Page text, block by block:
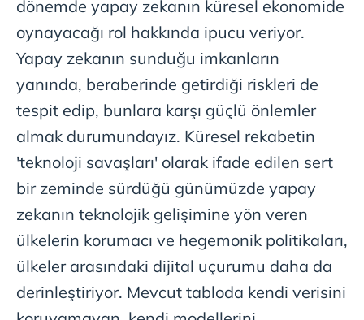
dönemde yapay zekanın küresel ekonomide
oynayacağı rol hakkında ipucu veriyor.
Yapay zekanın sunduğu imkanların
yanında, beraberinde getirdiği riskleri de
tespit edip, bunlara karşı güçlü önlemler
almak durumundayız. Küresel rekabetin
'teknoloji savaşları' olarak ifade edilen sert
bir zeminde sürdüğü günümüzde yapay
zekanın teknolojik gelişimine yön veren
ülkelerin korumacı ve hegemonik politikaları,
ülkeler arasındaki dijital uçurumu daha da
derinleştiriyor. Mevcut tabloda kendi verisini